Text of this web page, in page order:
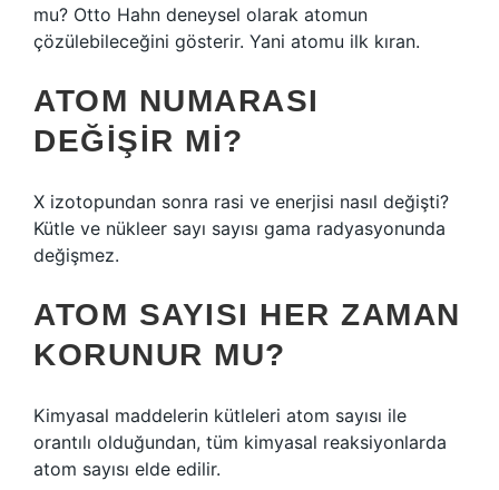
mu? Otto Hahn deneysel olarak atomun
çözülebileceğini gösterir. Yani atomu ilk kıran.
ATOM NUMARASI
DEĞIŞIR MI?
X izotopundan sonra rasi ve enerjisi nasıl değişti?
Kütle ve nükleer sayı sayısı gama radyasyonunda
değişmez.
ATOM SAYISI HER ZAMAN
KORUNUR MU?
Kimyasal maddelerin kütleleri atom sayısı ile
orantılı olduğundan, tüm kimyasal reaksiyonlarda
atom sayısı elde edilir.